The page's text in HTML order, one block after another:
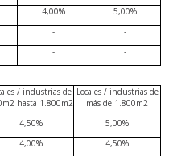
4,00%
5,00%
-
-
-
-
/ industrias de
hasta 1.800m2
Locales / industrias de
más de 1.800m2
4,50%
5,00%
4,00%
4,50%